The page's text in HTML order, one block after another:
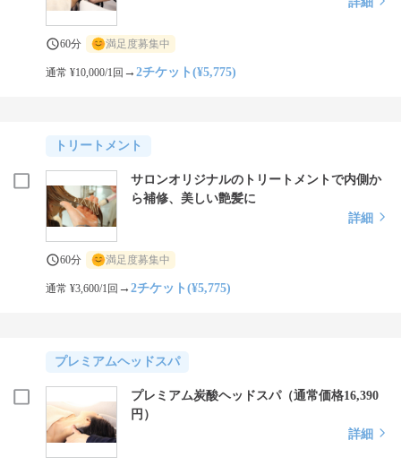
60分 満足度募集中
通常 ¥10,000/1回 →2チケット(¥5,775)
トリートメント
サロンオリジナルのトリートメントで内側か
ら補修、美しい艶髪に
詳細
60分 満足度募集中
通常 ¥3,600/1回 →2チケット(¥5,775)
プレミアムヘッドスパ
プレミアム炭酸ヘッドスパ（通常価格16,390
円）
詳細